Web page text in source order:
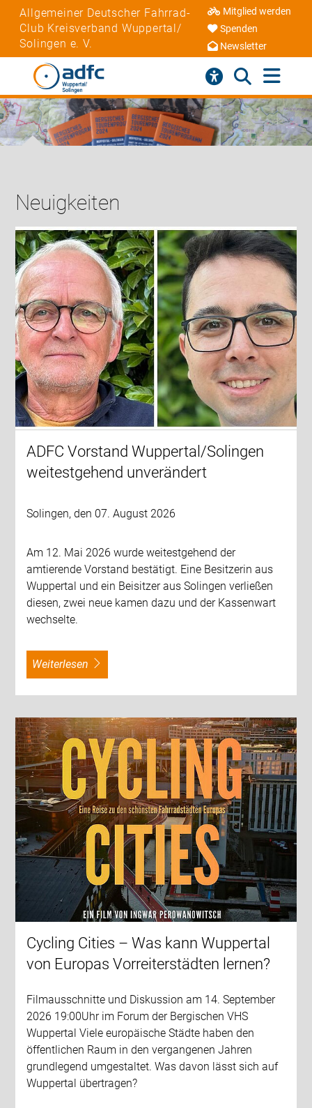
Allgemeiner Deutscher Fahrrad-
Club Kreisverband Wuppertal/
Solingen e. V.
Mitglied werden
Spenden
Newsletter
Neuigkeiten
ADFC Vorstand Wuppertal/Solingen
weitestgehend unverändert
Solingen, den 07. August 2026
Am 12. Mai 2026 wurde weitestgehend der
amtierende Vorstand bestätigt. Eine Besitzerin aus
Wuppertal und ein Beisitzer aus Solingen verließen
diesen, zwei neue kamen dazu und der Kassenwart
wechselte.
weiterlesen
Cycling Cities – Was kann Wuppertal
von Europas Vorreiterstädten lernen?
Filmausschnitte und Diskussion am 14. September
2026 19:00Uhr im Forum der Bergischen VHS
Wuppertal Viele europäische Städte haben den
öffentlichen Raum in den vergangenen Jahren
grundlegend umgestaltet. Was davon lässt sich auf
Wuppertal übertragen?